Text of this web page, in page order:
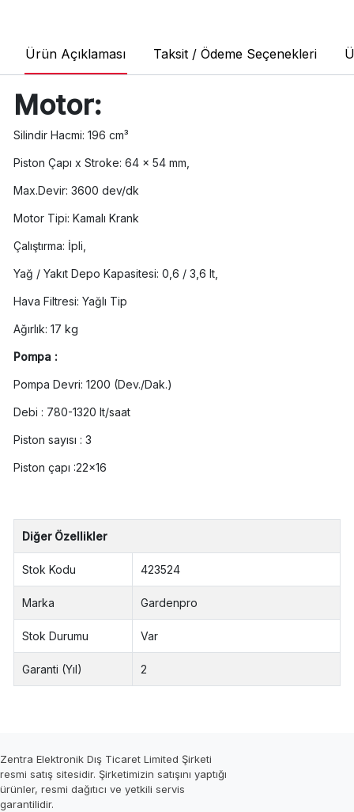
Ürün Açıklaması Taksit / Ödeme Seçenekleri
Motor:
Silindir Hacmi: 196 cm³
Piston Çapı x Stroke: 64 x 54 mm,
Max.Devir: 3600 dev/dk
Motor Tipi: Kamalı Krank
Çalıştırma: İpli,
Yağ / Yakıt Depo Kapasitesi: 0,6 / 3,6 lt,
Hava Filtresi: Yağlı Tip
Ağırlık: 17 kg
Pompa :
Pompa Devri: 1200 (Dev./Dak.)
Debi : 780-1320 lt/saat
Piston sayısı : 3
Piston çapı :22x16
Diğer Özellikler
Stok Kodu 423524
Marka Gardenpro
Stok Durumu Var
Garanti (Yıl) 2
Zentra Elektronik Dış Ticaret Limited Şirketi
resmi satış sitesidir. Şirketimizin satışını yaptığı
ürünler, resmi dağıtıcı ve yetkili servis
garantilidir.